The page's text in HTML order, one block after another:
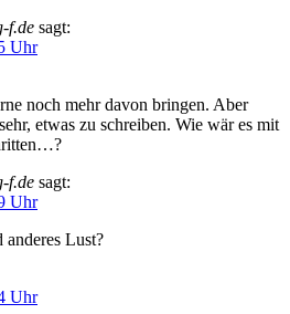
f.de sagt:
Uhr
noch mehr davon bringen. Aber
etwas zu schreiben. Wie wär es mit
f.de sagt:
Uhr
anderes Lust?
Uhr